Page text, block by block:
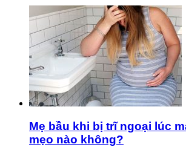
Mẹ bầu khi bị trĩ ngoại lúc
mẹo nào không?